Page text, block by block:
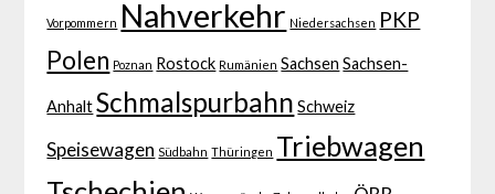
Vorpommern Nahverkehr Niedersachsen PKP
Polen Poznan Rostock Rumänien Sachsen Sachsen-
Anhalt Schmalspurbahn Schweiz
Speisewagen Südbahn Thüringen Triebwagen